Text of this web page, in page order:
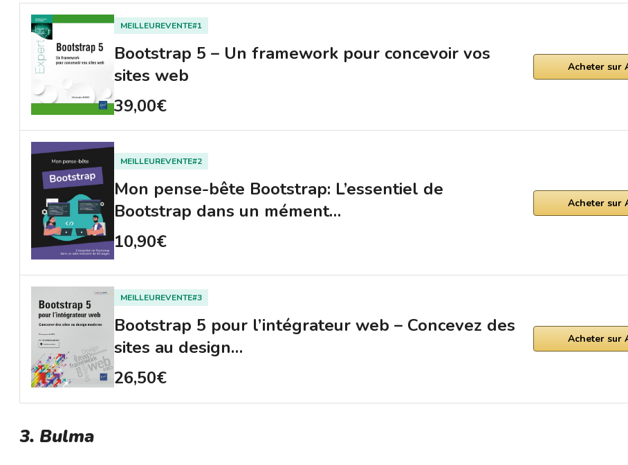
MEILLEUREVENTE#1
Bootstrap 5 – Un framework pour concevoir vos
sites web
39,00€
Acheter sur
MEILLEUREVENTE#2
Mon pense-bête Bootstrap: L’essentiel de
Bootstrap dans un mément…
10,90€
Acheter sur
MEILLEUREVENTE#3
Bootstrap 5 pour l’intégrateur web – Concevez des
sites au design…
26,50€
Acheter sur
3. Bulma